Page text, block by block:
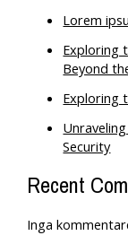
Lorem
Exploring
Beyond
Exploring
Security
Recent
Inga